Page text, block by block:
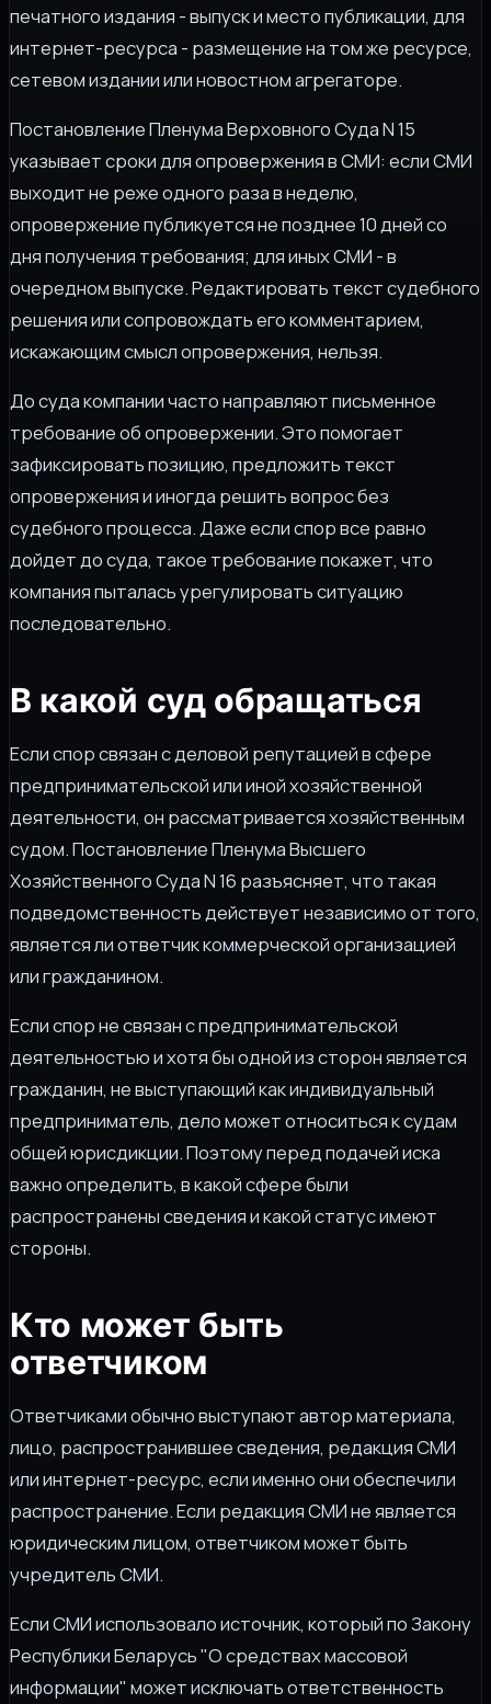
печатного издания - выпуск и место публикации, для
интернет-ресурса - размещение на том же ресурсе,
сетевом издании или новостном агрегаторе.
Постановление Пленума Верховного Суда N 15
указывает сроки для опровержения в СМИ: если СМИ
выходит не реже одного раза в неделю,
опровержение публикуется не позднее 10 дней со
дня получения требования; для иных СМИ - в
очередном выпуске. Редактировать текст судебного
решения или сопровождать его комментарием,
искажающим смысл опровержения, нельзя.
До суда компании часто направляют письменное
требование об опровержении. Это помогает
зафиксировать позицию, предложить текст
опровержения и иногда решить вопрос без
судебного процесса. Даже если спор все равно
дойдет до суда, такое требование покажет, что
компания пыталась урегулировать ситуацию
последовательно.
В какой суд обращаться
Если спор связан с деловой репутацией в сфере
предпринимательской или иной хозяйственной
деятельности, он рассматривается хозяйственным
судом. Постановление Пленума Высшего
Хозяйственного Суда N 16 разъясняет, что такая
подведомственность действует независимо от того,
является ли ответчик коммерческой организацией
или гражданином.
Если спор не связан с предпринимательской
деятельностью и хотя бы одной из сторон является
гражданин, не выступающий как индивидуальный
предприниматель, дело может относиться к судам
общей юрисдикции. Поэтому перед подачей иска
важно определить, в какой сфере были
распространены сведения и какой статус имеют
стороны.
Кто может быть
ответчиком
Ответчиками обычно выступают автор материала,
лицо, распространившее сведения, редакция СМИ
или интернет-ресурс, если именно они обеспечили
распространение. Если редакция СМИ не является
юридическим лицом, ответчиком может быть
учредитель СМИ.
Если СМИ использовало источник, который по Закону
Республики Беларусь "О средствах массовой
информации" может исключать ответственность